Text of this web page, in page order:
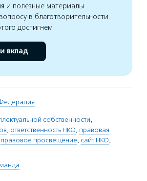
и полезные материалы
в благотворительности.
достигнем
вклад
собственности,
, ответственность НКО, правовая
правовое просвещение, сайт НКО,